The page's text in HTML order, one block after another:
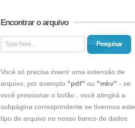
Encontrar o arquivo
Pesquisar
Você só precisa inserir uma extensão de
arquivo, por exemplo "pdf" ou "mkv" - se
você pressionar o botão , você atingirá a
subpágina correspondente se tivermos este
tipo de arquivo no nosso banco de dados